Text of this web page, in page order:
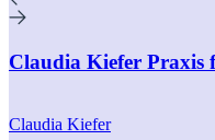
Claudia Kiefer Praxis
Claudia Kiefer